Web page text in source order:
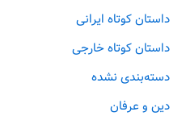
داستان کوتاه ایرانی
داستان کوتاه خارجی
دسته‌بندی نشده
دین و عرفان